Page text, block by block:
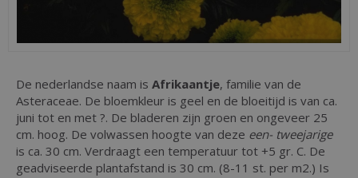
De nederlandse naam is Afrikaantje, familie van de
Asteraceae. De bloemkleur is geel en de bloeitijd is van ca.
juni tot en met ?. De bladeren zijn groen en ongeveer 25
cm. hoog. De volwassen hoogte van deze een- tweejarige
is ca. 30 cm. Verdraagt een temperatuur tot +5 gr. C. De
geadviseerde plantafstand is 30 cm. (8-11 st. per m2.) Is